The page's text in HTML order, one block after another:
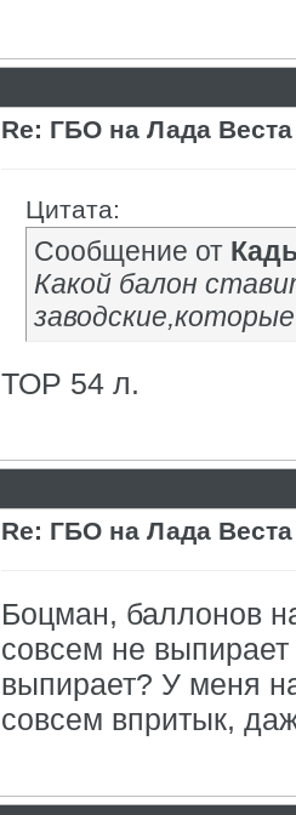
Re: ГБО на Лада Веста
Цитата:
Сообщение от
Какой балон
ТОР 54 л.
Re: ГБО на Лада Веста
Боцман, баллонов
совсем не
выпирает? У меня
совсем впритык,